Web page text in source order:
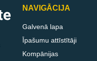
NAVIGĀCIJA
Galvenā lapa
Īpašumu attīstītāji
Kompānijas